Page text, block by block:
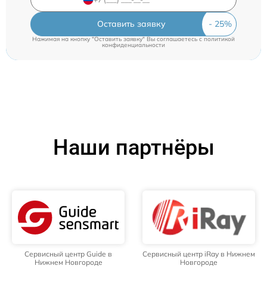
Оставить заявку
Нажимая на кнопку "Оставить заявку" Вы соглашаетесь c политикой
конфиденциальности
Наши партнёры
Сервисный центр Guide в
Нижнем Новгороде
Сервисный центр iRay в Нижнем
Новгороде